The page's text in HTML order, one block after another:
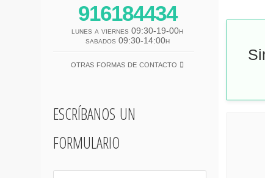
916184434
lunes a viernes 09:30-19-00h
sabados 09:30-14:00h
otras formas de contacto
escríbanos un
formulario